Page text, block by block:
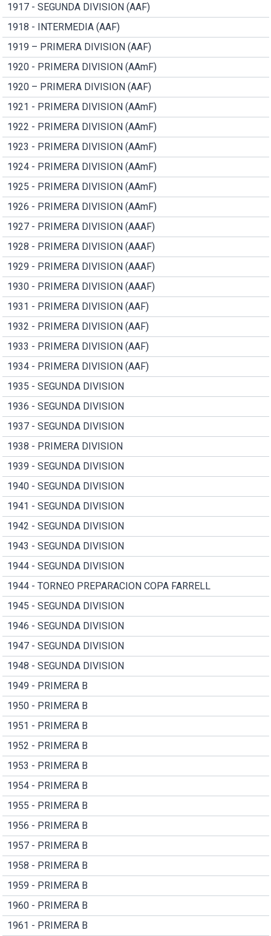
1917 - SEGUNDA DIVISION (AAF)
1918 - INTERMEDIA (AAF)
1919 – PRIMERA DIVISION (AAF)
1920 - PRIMERA DIVISION (AAmF)
1920 – PRIMERA DIVISION (AAF)
1921 - PRIMERA DIVISION (AAmF)
1922 - PRIMERA DIVISION (AAmF)
1923 - PRIMERA DIVISION (AAmF)
1924 - PRIMERA DIVISION (AAmF)
1925 - PRIMERA DIVISION (AAmF)
1926 - PRIMERA DIVISION (AAmF)
1927 - PRIMERA DIVISION (AAAF)
1928 - PRIMERA DIVISION (AAAF)
1929 - PRIMERA DIVISION (AAAF)
1930 - PRIMERA DIVISION (AAAF)
1931 - PRIMERA DIVISION (AAF)
1932 - PRIMERA DIVISION (AAF)
1933 - PRIMERA DIVISION (AAF)
1934 - PRIMERA DIVISION (AAF)
1935 - SEGUNDA DIVISION
1936 - SEGUNDA DIVISION
1937 - SEGUNDA DIVISION
1938 - PRIMERA DIVISION
1939 - SEGUNDA DIVISION
1940 - SEGUNDA DIVISION
1941 - SEGUNDA DIVISION
1942 - SEGUNDA DIVISION
1943 - SEGUNDA DIVISION
1944 - SEGUNDA DIVISION
1944 - TORNEO PREPARACION COPA FARRELL
1945 - SEGUNDA DIVISION
1946 - SEGUNDA DIVISION
1947 - SEGUNDA DIVISION
1948 - SEGUNDA DIVISION
1949 - PRIMERA B
1950 - PRIMERA B
1951 - PRIMERA B
1952 - PRIMERA B
1953 - PRIMERA B
1954 - PRIMERA B
1955 - PRIMERA B
1956 - PRIMERA B
1957 - PRIMERA B
1958 - PRIMERA B
1959 - PRIMERA B
1960 - PRIMERA B
1961 - PRIMERA B